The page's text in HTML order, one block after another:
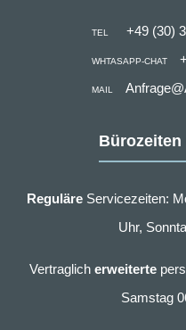
TEL +49 (30)
WHTASAPP-CHAT
MAIL
ReguläreServicezeiten:
Uhr,
Vertraglicherweiterte
Samstag